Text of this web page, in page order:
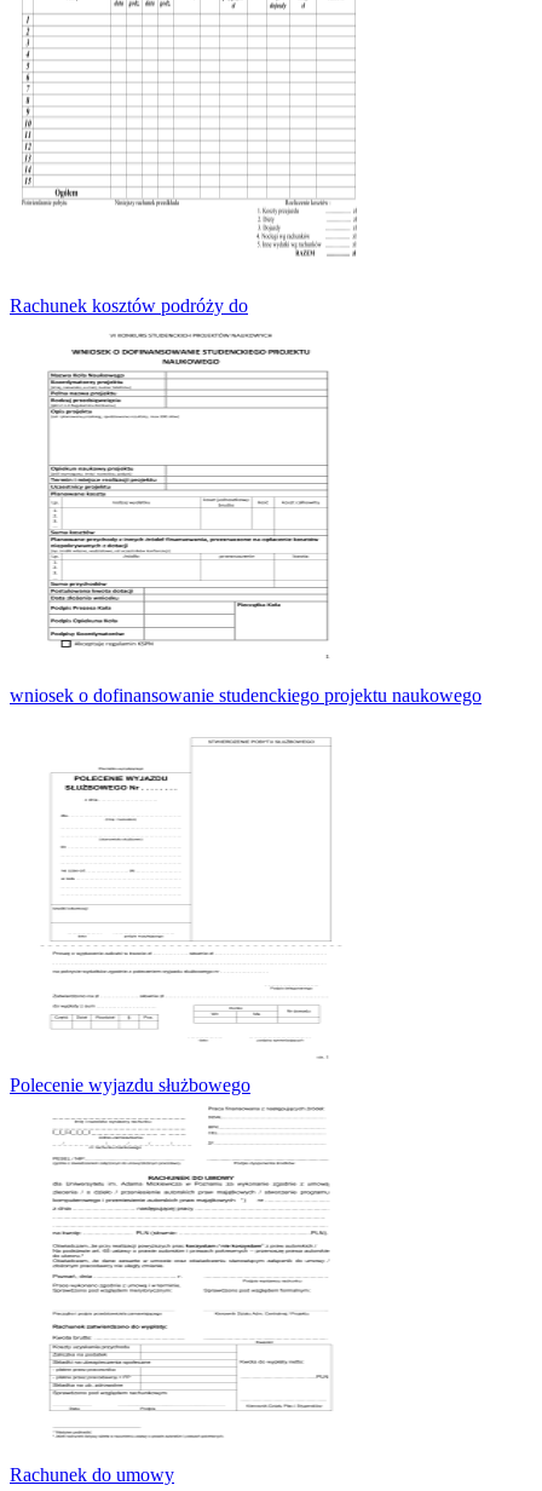
Rachunek kosztów podróży do
wniosek o dofinansowanie studenckiego projektu naukowego
Polecenie wyjazdu służbowego
Rachunek do umowy